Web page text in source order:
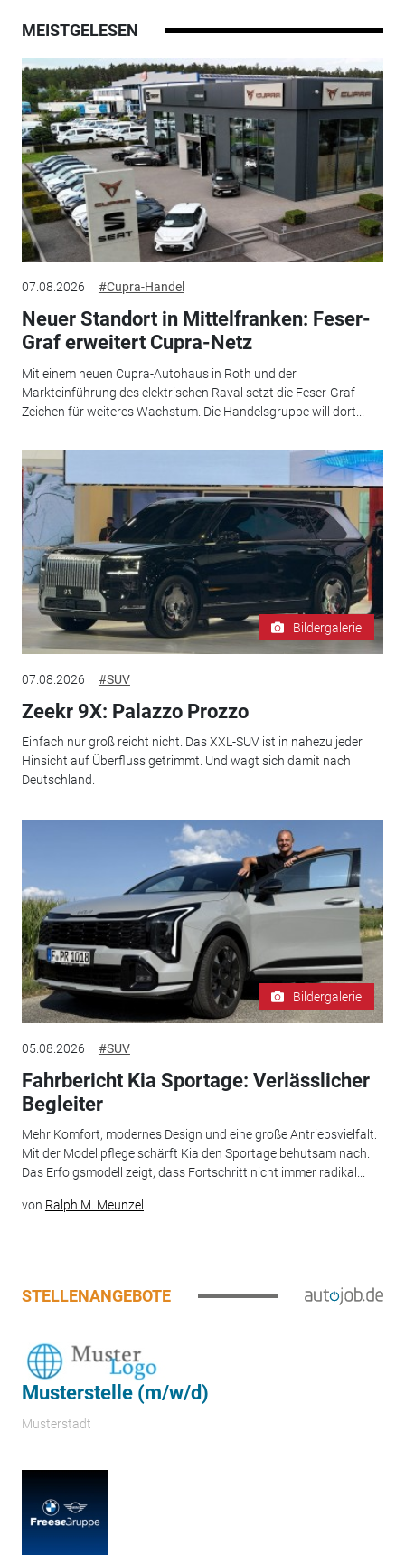
MEISTGELESEN
07.08.2026 #Cupra-Handel
Neuer Standort in Mittelfranken: Feser-
Graf erweitert Cupra-Netz
Mit einem neuen Cupra-Autohaus in Roth und der
Markteinführung des elektrischen Raval setzt die Feser-Graf
Zeichen für weiteres Wachstum. Die Handelsgruppe will dort...
Bildergalerie
07.08.2026 #SUV
Zeekr 9X: Palazzo Prozzo
Einfach nur groß reicht nicht. Das XXL-SUV ist in nahezu jeder
Hinsicht auf Überfluss getrimmt. Und wagt sich damit nach
Deutschland.
Bildergalerie
05.08.2026 #SUV
Fahrbericht Kia Sportage: Verlässlicher
Begleiter
Mehr Komfort, modernes Design und eine große Antriebsvielfalt:
Mit der Modellpflege schärft Kia den Sportage behutsam nach.
Das Erfolgsmodell zeigt, dass Fortschritt nicht immer radikal...
von Ralph M. Meunzel
STELLENANGEBOTE
Musterstelle (m/w/d)
Musterstadt